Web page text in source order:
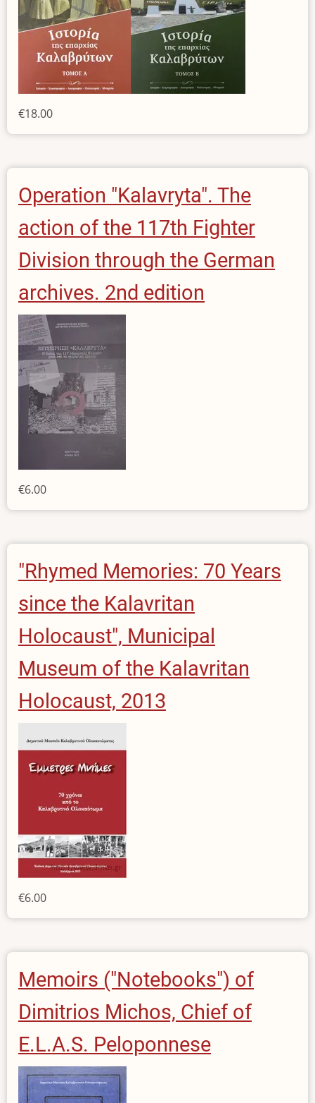
€18.00
Operation "Kalavryta". The
action of the 117th Fighter
Division through the German
archives. 2nd edition
€6.00
"Rhymed Memories: 70 Years
since the Kalavritan
Holocaust", Municipal
Museum of the Kalavritan
Holocaust, 2013
€6.00
Memoirs ("Notebooks") of
Dimitrios Michos, Chief of
E.L.A.S. Peloponnese